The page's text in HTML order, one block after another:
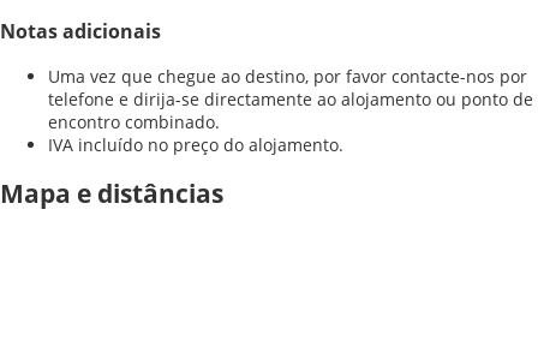
Notas adicionais
Uma vez que chegue ao destino, por favor contacte-nos por
telefone e dirija-se directamente ao alojamento ou ponto de
encontro combinado.
IVA incluído no preço do alojamento.
Mapa e distâncias